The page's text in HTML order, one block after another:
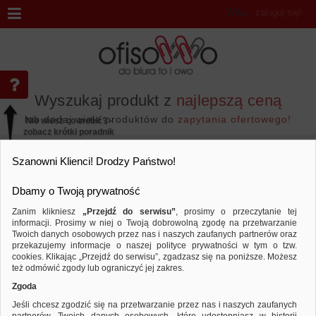
Wyszukaj produkt z najlepszą ceną
lub dodaj wiele produktów do zapytania ofertowego!
Witaj ,
Marka DONAU
Porównaj Sortuj według
Nie wiesz co zrobić? -
zobacz krótki poradnik
Szanowni Klienci! Drodzy Państwo!
Dbamy o Twoją prywatność
Zanim klikniesz „Przejdź do serwisu”, prosimy o przeczytanie tej
informacji. Prosimy w niej o Twoją dobrowolną zgodę na przetwarzanie
Twoich danych osobowych przez nas i naszych zaufanych partnerów oraz
przekazujemy informacje o naszej polityce prywatności w tym o tzw.
cookies. Klikając „Przejdź do serwisu”, zgadzasz się na poniższe. Możesz
też odmówić zgody lub ograniczyć jej zakres.
Zgoda
Jeśli chcesz zgodzić się na przetwarzanie przez nas i naszych zaufanych